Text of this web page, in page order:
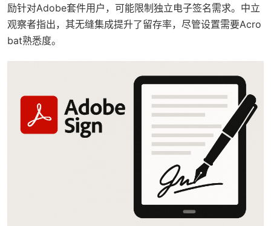
励针对Adobe套件用户，可能限制独立电子签名需求。中立
观察者指出，其无缝集成提升了留存率，尽管设置需要Acro
bat熟悉度。